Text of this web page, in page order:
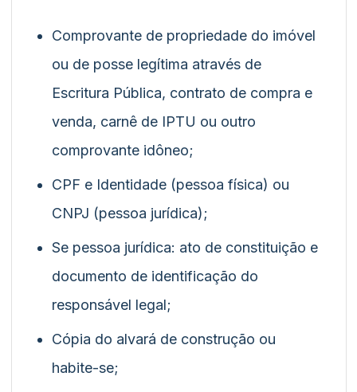
Comprovante de propriedade do imóvel
ou de posse legítima através de
Escritura Pública, contrato de compra e
venda, carnê de IPTU ou outro
comprovante idôneo;
CPF e Identidade (pessoa física) ou
CNPJ (pessoa jurídica);
Se pessoa jurídica: ato de constituição e
documento de identificação do
responsável legal;
Cópia do alvará de construção ou
habite-se;